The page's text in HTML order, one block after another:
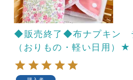
◆販売終了◆布ナプキン
（おりもの・軽い日用）★